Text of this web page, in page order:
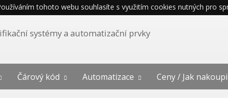
tohoto webu souhlasíte s využitím cookies nutných pro
systémy a automatizační prvky
Čárový kód Automatizace Ceny / Jak